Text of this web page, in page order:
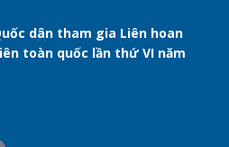
dân tham gia Liên hoan
toàn quốc lần thứ VI năm